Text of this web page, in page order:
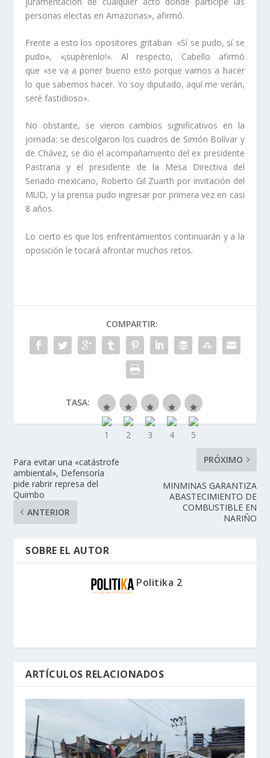
personas electas en Amazonas», afirmó.
Frente a esto los opositores gritaban «Sí se pudo, sí se
pudo», «¡supérenlo!». Al respecto, Cabello afirmó
que «se va a poner bueno esto porque vamos a hacer
lo que sabemos hacer. Yo soy diputado, aquí me verán,
seré fastidioso».
No obstante, se vieron cambios significativos en la
jornada: se descolgaron los cuadros de Simón Bolívar y
de Chávez, se dio el acompañamiento del ex presidente
Pastrana y el presidente de la Mesa Directiva del
Senado mexicano, Roberto Gil Zuarth por invitación del
MUD, y la prensa pudo ingresar por primera vez en casi
8 años.
Lo cierto es que los enfrentamientos continuarán y a la
oposición le tocará afrontar muchos retos.
COMPARTIR:
TASA:
Para evitar una «catástrofe
ambiental», Defensoría
pide rabrir represa del
Quimbo
ANTERIOR
PRÓXIMO
MINMINAS GARANTIZA
ABASTECIMIENTO DE
COMBUSTIBLE EN
NARIÑO
SOBRE EL AUTOR
Politika 2
ARTÍCULOS RELACIONADOS